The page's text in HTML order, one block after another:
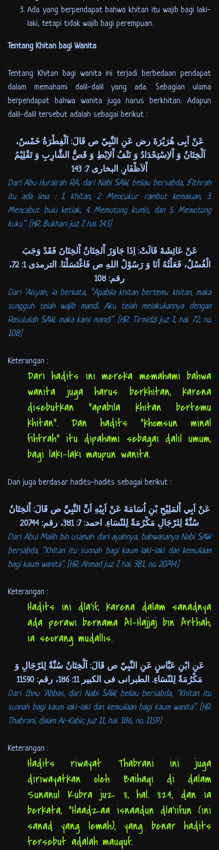
Ada yang berpendapat bahwa khitan itu wajib bagi laki-
laki, tetapi tidak wajib bagi perempuan.
Tentang Khitan bagi Wanita
Tentang Khitan bagi wanita ini terjadi berbedaan pendapat
dalam memahami dalil-dalil yang ada. Sebagian ulama
berpendapat bahwa wanita juga harus berkhitan. Adapun
dalil-dalil tersebut adalah sebagai berikut :
عَنْ اَبِى هُرَيْرَةَ رض عَنِ النَّبِيّ ص قَالَ: اَلْفِطْرَةُ خَمْسٌ،
اَلْخِتَانُ وَ اْلاِسْتِحْدَادُ وَ نَتْفُ اْلاِبْطِ وَ قَصُّ الشَّارِبِ وَ تَقْلِيْمُ
اْلاَظْفَارِ. البخارى 7: 143
Dari Abu Hurairah RA, dari Nabi SAW, beliau bersabda, :Fithrah
itu ada lima : 1. Khitan, 2. Mencukur rambut kemaluan, 3.
Mencabut bulu ketiak, 4. Memotong kumis, dan 5. Memotong
kuku”. [HR. Bukhari juz 7, hal. 143]
عَنْ عَائِشَةَ قَالَتْ: اِذَا جَاوَزَ اْلخِتَانُ اْلخِتَانَ فَقَدْ وَجَبَ
الْغُسْلُ، فَعَلْتُهُ اَنَا وَ رَسُوْلُ اللهِ ص فَاغْتَسَلْنَا. الترمذى 1: 72،
رقم: 108
Dari ‘Aisyah, ia berkata, “Apabila khitan bertemu khitan, maka
sungguh telah wajib mandi. Aku telah melakukannya dengan
Rasulullah SAW, maka kami mandi”. [HR. Tirmidzi juz 1, hal. 72, no.
108]
Keterangan :
Dari hadits ini mereka memahami bahwa
wanita juga harus berkhitan, karena
disebutkan “apabila khitan bertemu
khitan”. Dan hadits “khomsun minal
fihtrah” itu dipahami sebagai dalil umum,
bagi laki-laki maupun wanita.
Dan juga berdasar hadits-hadits sebagai berikut :
عَنْ اَبِي اْلمَلِيْحِ بْنِ اُسَامَةَ عَنْ اَبِيْهِ اَنَّ النَّبِيَّ ص قَالَ: اْلخِتَانُ
سُنَّةٌ لِلرّجَالِ مَكْرُمَةٌ لِلنّسَاءِ. احمد: 7: 381، رقم: 20744
Dari Abul Malih bin usamah dari ayahnya, bahwasanya Nabi SAW
bersabda, “Khitan itu sunnah bagi kaum laki-laki dan kemuliaan
bagi kaum wanita”. [HR. Ahmad juz 7, hal. 381, no. 20744]
Keterangan :
Hadits ini dla’if, karena dalam sanadnya
ada perawi bernama Al-Hajjaj bin Arthah,
ia seorang mudallis.
عَنِ ابْنِ عَبَّاسٍ عَنِ النَّبِيّ ص قَالَ: اَلْخِتَانُ سُنَّةٌ لِلرّجَالِ وَ
مَكْرُمَةٌ لِلنّسَاءِ. الطبرانى فى الكبير 11: 186، رقم: 11590
Dari Ibnu ‘Abbas, dari Nabi SAW, beliau bersabda, “Khitan itu
sunnah bagi kaum laki-laki dan kemuliaan bagi kaum wanita”. [HR.
Thabrani, dalam Al-Kabir, juz 11, hal. 186, no. 1159]
Keterangan :
Hadits riwayat Thabrani ini juga
diriwayatkan oleh Baihaqi di dalam
Sunanul Kubra juz 8, hal. 824, dan ia
berkata, “Haadzaa isnaadun dla’iifun (ini
sanad yang lemah), yang benar hadits
tersebut adalah mauquf.